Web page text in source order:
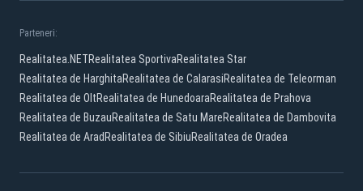
Parteneri:
Realitatea.NETRealitatea SportivaRealitatea Star
Realitatea de HarghitaRealitatea de CalarasiRealitatea de Teleorman
Realitatea de OltRealitatea de HunedoaraRealitatea de Prahova
Realitatea de BuzauRealitatea de Satu MareRealitatea de Dambovita
Realitatea de Arad Realitatea de SibiuRealitatea de Oradea